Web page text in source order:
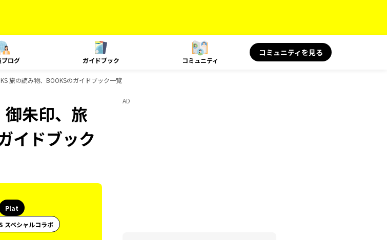
ログ ガイドブック コミュニティ
コミュニティを見る
旅の読み物、BOOKSのガイドブック一覧
朱印、旅
イドブック
Plat
スペシャルコラボ
AD